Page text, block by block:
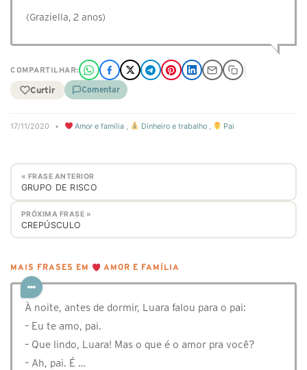
(Graziella, 2 anos)
COMPARTILHAR:
Curtir Comentar
17/11/2020 • Amor e família , Dinheiro e trabalho, Pai
« FRASE ANTERIOR
GRUPO DE RISCO
PRÓXIMA FRASE »
CREPÚSCULO
MAIS FRASES EM AMOR E FAMÍLIA
À noite, antes de dormir, Luara falou para o pai:
– Eu te amo, pai.
– Que lindo, Luara! Mas o que é o amor pra você?
– Ah, pai. É …